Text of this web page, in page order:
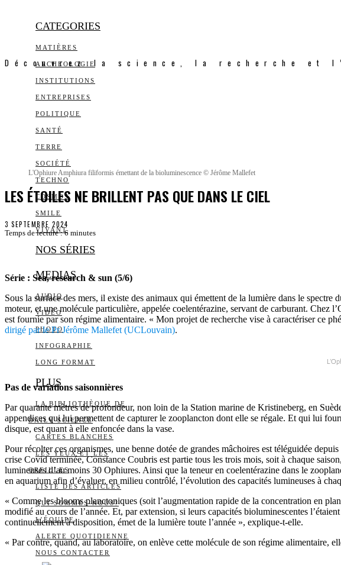
CATEGORIES
MATIÈRES
ARCHEOLOGIE
INSTITUTIONS
ENTREPRISES
POLITIQUE
SANTÉ
TERRE
SOCIÉTÉ
TECHNO
COSMOS
SMILE
VIVANT
NOS SÉRIES
MEDIAS
AUDIO
VIDÉO
PHOTO
INFOGRAPHIE
LONG FORMAT
PLUS
LA BIBLIOTHÈQUE DE
DAILY SCIENCE
CARTES BLANCHES
LES YEUX ET LES
OREILLES
LISTE DES ARTICLES
QUI SOMMES-NOUS?
L’ÉQUIPE
ALERTE QUOTIDIENNE
NOUS CONTACTER
Découvrez la science, la recherche et
L'Ophiure Amphiura filiformis émettant de la bioluminescence © Jérôme Mallefet
LES ÉTOILES NE BRILLENT PAS QUE DANS LE CIEL
3 SEPTEMBRE 2024
Temps de lecture :6 minutes
Série : Sea, research & sun (5/6)
Sous la surface des mers, il existe des animaux qui émettent de la lumière dans le
moteur, et une molécule particulière, appelée coelentérazine, servant de carburant. Chez
est fournie par son régime alimentaire. « Mon projet de recherche vise à caractériser ce
dirigé par le Pr Jérôme Mallefet (UCLouvain).
Pas de variations saisonnières
Par quarante mètres de profondeur, non loin de la Station marine de Kristineberg, en
appendices qui lui permettent de capturer le zooplancton dont elle se régale. Et qui lui
disque, est quant à elle enfoncée dans la vase.
Pour récolter ces organismes, une benne dotée de grandes mâchoires est téléguidée
crise Covid terminée, Constance Coubris est partie tous les trois mois, soit à chaque
lumineuses d’au moins 30 Ophiures. Ainsi que la teneur en coelentérazine dans le
en aquarium afin d’évaluer, en milieu contrôlé, l’évolution des capacités lumineuses à
« Comme les blooms planctoniques (soit l’augmentation rapide de la concentration en
modifié au cours de l’année. Et, par extension, si leurs capacités bioluminescentes
continuellement à disposition, émet de la lumière toute l’année », explique-t-elle.
« Par contre, quand, au laboratoire, on enlève cette molécule de son régime alimentaire,